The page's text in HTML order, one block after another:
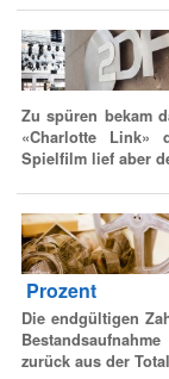
Zu spüren bekam
«Charlotte Link»
Spielfilm lief aber
Prozent
Die endgültigen
zurück aus der